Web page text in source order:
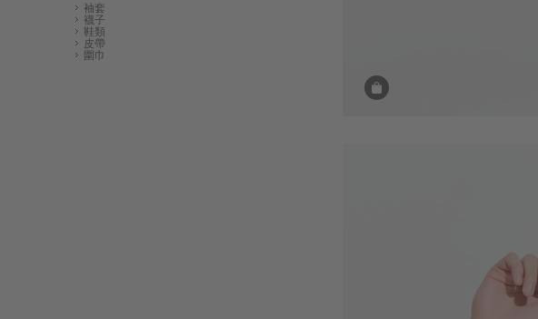
袖套
襪子
鞋類
皮帶
圍巾